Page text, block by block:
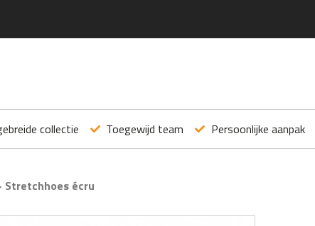
collectie Toegewijd team Persoonlijke aanpak
Stretchhoes écru